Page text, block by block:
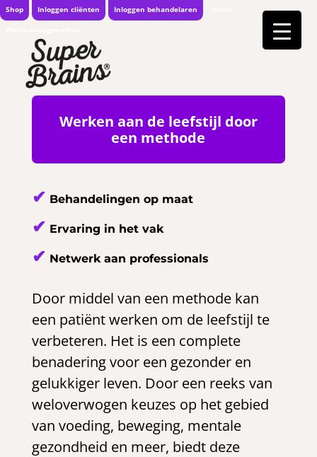
Shop Inloggen cliënten Inloggen behandelaren
Werken aan de leefstijl door
een methode
✔ Behandelingen op maat
✔ Ervaring in het vak
✔ Netwerk aan professionals
Door middel van een methode kan
een patiënt werken om de leefstijl te
verbeteren. Het is een complete
benadering voor een gezonder en
gelukkiger leven. Door een reeks van
weloverwogen keuzes op het gebied
van voeding, beweging, mentale
gezondheid en meer, biedt deze